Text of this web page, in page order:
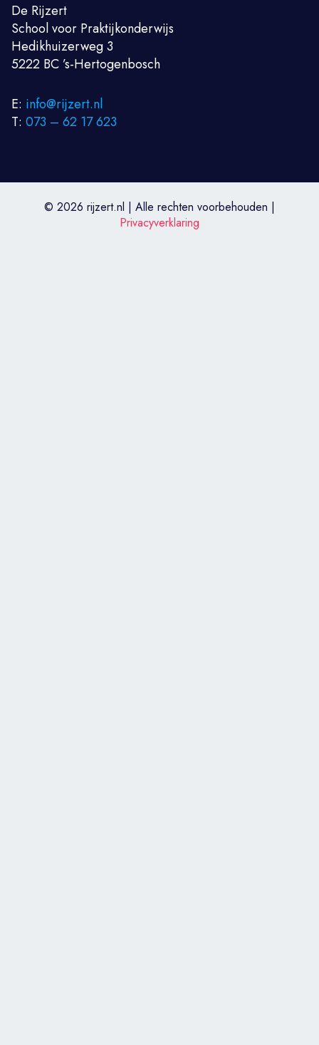
De Rijzert
School voor Praktijkonderwijs
Hedikhuizerweg 3
5222 BC ’s-Hertogenbosch
E: info@rijzert.nl
T: 073 – 62 17 623
© 2026 rijzert.nl | Alle rechten voorbehouden |
Privacyverklaring